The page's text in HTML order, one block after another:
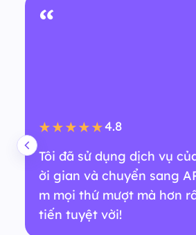
“
★★★★★4.8
Tôi đã sử dụng dịch vụ
ời gian và chuyển sang
m mọi thứ mượt mà hơn
tiến tuyệt vời!